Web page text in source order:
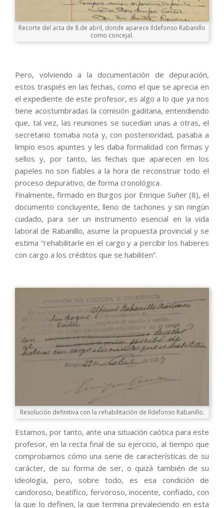
Recorte del acta de 8 de abril, donde aparece Ildefonso Rabanillo
como concejal.
Pero, volviendo a la documentación de depuración,
estos traspiés en las fechas, como el que se aprecia en
el expediente de este profesor, es algo a lo que ya nos
tiene acostumbradas la comisión gaditana, entendiendo
que, tal vez, las reuniones se sucedían unas a otras, el
secretario tomaba nota y, con posterioridad, pasaba a
limpio esos apuntes y les daba formalidad con firmas y
sellos y, por tanto, las fechas que aparecen en los
papeles no son fiables a la hora de reconstruir todo el
proceso depurativo, de forma cronológica.
Finalmente, firmado en Burgos por Enrique Suñer (8), el
documento concluyente, lleno de tachones y sin ningún
cuidado, para ser un instrumento esencial en la vida
laboral de Rabanillo, asume la propuesta provincial y se
estima “rehabilitarle en el cargo y a percibir los haberes
con cargo a los créditos que se habiliten”.
Resolución definitiva con la rehabilitación de Ildefonso Rabanillo.
Estamos, por tanto, ante una situación caótica para este
profesor, en la recta final de su ejercicio, al tiempo que
comprobamos cómo una serie de características de su
carácter, de su forma de ser, o quizá también de su
ideología, pero, sobre todo, es esa condición de
candoroso, beatífico, fervoroso, inocente, confiado, con
la que lo definen, la que termina prevaleciendo en esta